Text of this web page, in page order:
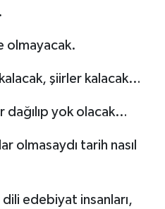
olmayacak.
şiirler kalacak…
dağılıp yok olacak…
olmasaydı tarih nasıl
dili edebiyat insanları,